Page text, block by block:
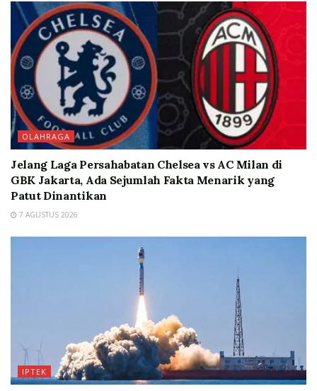
OLAHRAGA
Jelang Laga Persahabatan Chelsea vs AC Milan di
GBK Jakarta, Ada Sejumlah Fakta Menarik yang
Patut Dinantikan
7 AGUSTUS 2026
IPTEK